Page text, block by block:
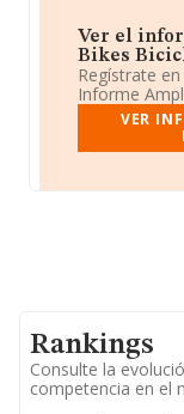
Ver el
Bikes
Regístrate
Informe
VER
Rankings
Consulte la
competencia en el